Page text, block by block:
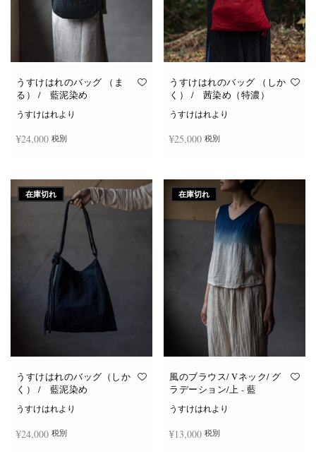
うすけはれのバッグ （ま
る） / 藍泥染め
うすけはれより
¥24,000 税別
うすけはれのバッグ （しか
く） / 茜染め（特濃）
うすけはれより
¥25,000 税別
在庫切れ
うすけはれのバッグ（しか
く） / 藍泥染め
うすけはれより
¥24,000 税別
在庫切れ
風のブラウス/ Vネック/ グ
ラデーション/上 - 藍
うすけはれより
¥13,000 税別